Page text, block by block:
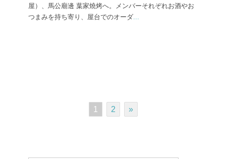
屋）、馬公廟邊 葉家燒烤へ。メンバーそれぞれお酒やお
つまみを持ち寄り、屋台でのオーダ...
1 2 »